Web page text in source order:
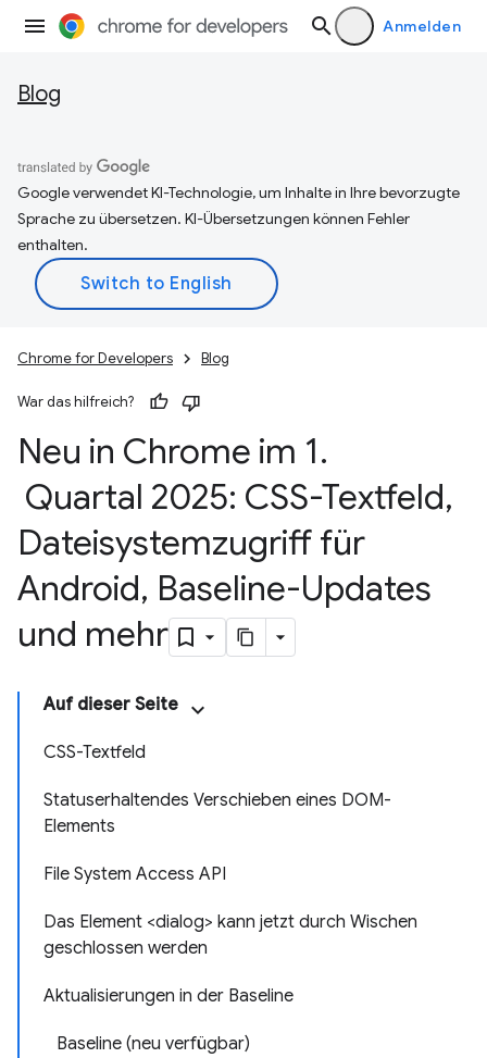
Anmelden
Blog
Google verwendet KI-Technologie, um Inhalte in Ihre bevorzugte
Sprache zu übersetzen. KI-Übersetzungen können Fehler
enthalten.
Chrome for Developers Blog
War das hilfreich?
Neu in Chrome im 1.
Quartal 2025: CSS-Textfeld,
Dateisystemzugriff für
Android, Baseline-Updates
und mehr
Auf dieser Seite
CSS-Textfeld
Statuserhaltendes Verschieben eines DOM-
Elements
File System Access API
Das Element <dialog> kann jetzt durch Wischen
geschlossen werden
Aktualisierungen in der Baseline
Baseline (neu verfügbar)